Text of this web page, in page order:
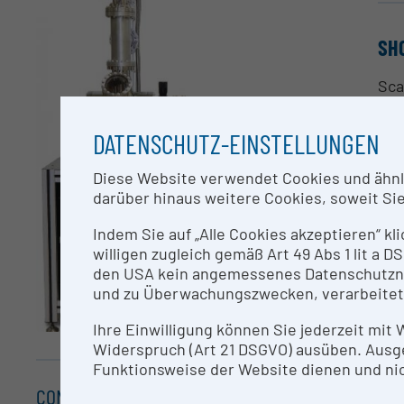
CONTACT
DATENSCHUTZ-EINSTELLUNGEN
Diese Website verwendet Cookies und
darüber hinaus weitere Cookies, soweit
Indem Sie auf „Alle Cookies akzeptieren“
willigen zugleich gemäß Art 49 Abs 1 lit a
den USA kein angemessenes
und zu Überwachungszwecken,
Ihre Einwilligung können Sie jederzeit mit
Widerspruch (Art 21 DSGVO) ausüben.
Funktionsweise der Website dienen und